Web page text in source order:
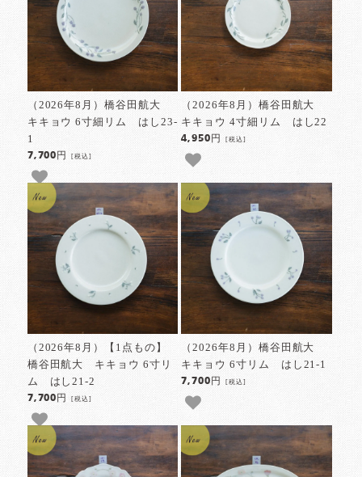
（2026年8月）橋谷田航大
キキョウ 6寸細リム はし23-
1
7,700円[税込]
（2026年8月）橋谷田航大
キキョウ 4寸細リム はし22
4,950円 [税込]
（2026年8月）【1点もの】
橋谷田航大 キキョウ 6寸リ
ム はし21-2
7,700円[税込]
（2026年8月）橋谷田航大
キキョウ 6寸リム はし21-1
7,700円 [税込]